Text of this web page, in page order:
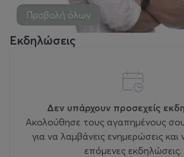
Προβολή όλων
Εκδηλώσεις
Δεν υπάρχουν προσεχείς
Ακολούθησε τους αγαπημένους σου
για να λαμβάνεις ενημερώσεις και
επόμενες εκδηλώσεις.